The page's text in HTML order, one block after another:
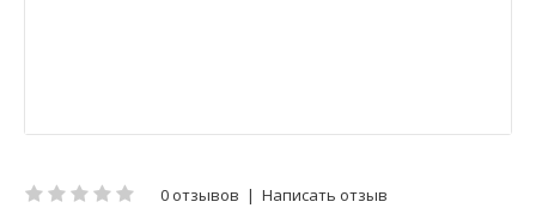
0 отзывов | Написать отзыв